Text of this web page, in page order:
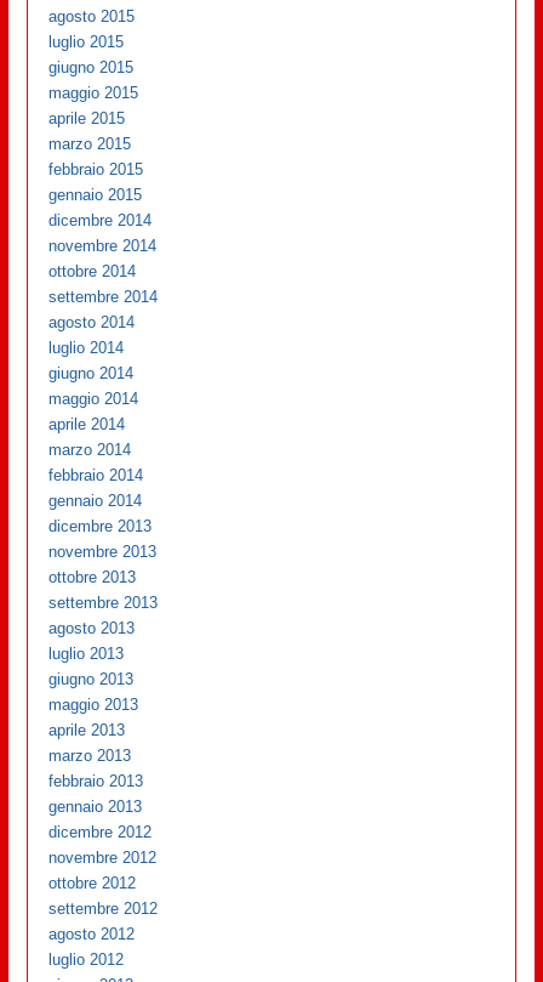
agosto 2015
luglio 2015
giugno 2015
maggio 2015
aprile 2015
marzo 2015
febbraio 2015
gennaio 2015
dicembre 2014
novembre 2014
ottobre 2014
settembre 2014
agosto 2014
luglio 2014
giugno 2014
maggio 2014
aprile 2014
marzo 2014
febbraio 2014
gennaio 2014
dicembre 2013
novembre 2013
ottobre 2013
settembre 2013
agosto 2013
luglio 2013
giugno 2013
maggio 2013
aprile 2013
marzo 2013
febbraio 2013
gennaio 2013
dicembre 2012
novembre 2012
ottobre 2012
settembre 2012
agosto 2012
luglio 2012